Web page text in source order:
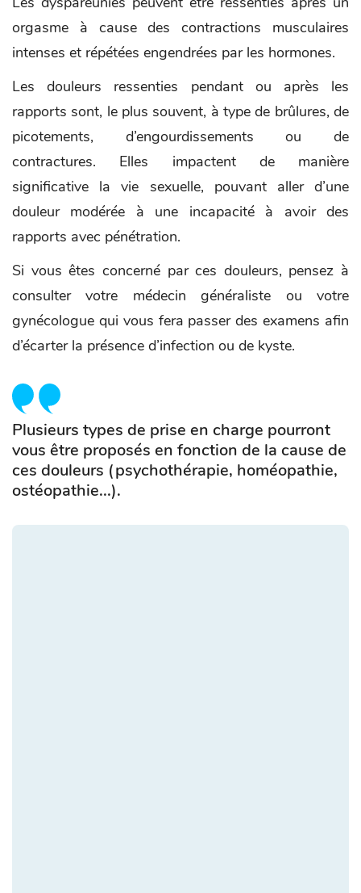
orgasme à cause des contractions musculaires
intenses et répétées engendrées par les hormones.
Les douleurs ressenties pendant ou après les
rapports sont, le plus souvent, à type de brûlures, de
picotements, d’engourdissements ou de
contractures. Elles impactent de manière
significative la vie sexuelle, pouvant aller d’une
douleur modérée à une incapacité à avoir des
rapports avec pénétration.
Si vous êtes concerné par ces douleurs, pensez à
consulter votre médecin généraliste ou votre
gynécologue qui vous fera passer des examens afin
d’écarter la présence d’infection ou de kyste.
Plusieurs types de prise en charge pourront
vous être proposés en fonction de la cause de
ces douleurs (psychothérapie, homéopathie,
ostéopathie...).